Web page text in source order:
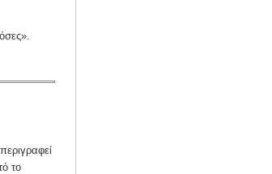
το